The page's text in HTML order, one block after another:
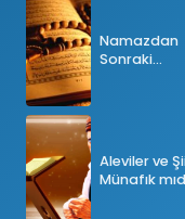
Namazdan
Sonraki
Aleviler ve
Münafık